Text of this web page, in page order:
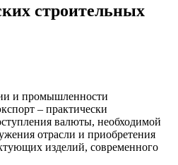
строительных
и промышленности
– практически
валюты, необходимой
отрасли и приобретения
изделий, современного